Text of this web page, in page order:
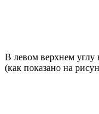
В левом верхнем углу
(как показано на